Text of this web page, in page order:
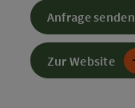
Anfrage senden
Zur Website